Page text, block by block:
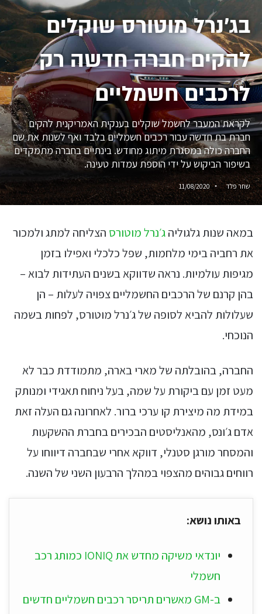
בג׳נרל מוטורס שוקלים
להקים חברה חדשה רק
לרכבים חשמליים
לקראת המעבר לחשמל שוקלים בענקית האמריקנית להקים
חברת בת חדשה עבור רכבים חשמליים בלבד ואף לשנות את שם
החברה כולה במסגרת מיתוג מחודש. בינתיים בחברה מתמקדים
בשיפור הביקוש על ידי הוספת עמדות טעינה.
שחר פלד 11/08/2020
במאה שנות גלגוליהג׳נרל מוטורס הצליחה למתג ולמכור
את רחביה בימי מלחמות, שפל כלכלי ואפילו בזמן
מגיפות עולמיות. נראה שדווקא בשנים העתידות לבוא –
בהן קרנם של הרכבים החשמליים צפויה לעלות – הן
שעלולות להביא לסופה של ג׳נרל מוטורס, לפחות בשמה
הנוכחי.
החברה, בהובלתה של מארי בארה, מתמודדת כבר לא
מעט זמן עם ביקורת על שמה, בעל ניחוח תאגידי ומנותק
במידת מה מיצירת קו ערכי ברור. לאחרונה גם העלה זאת
אדם ג׳ונס, מהאנליסטים הבכירים בחברת ההשקעות
והמסחר מורגן סטנלי, דווקא אחרי שבחברה דיווחו על
רווחים גבוהים מהצפוי במהלך הרבעון השני של השנה.
באותו נושא:
יונדאי משיקה מחדש את IONIQ כמותג רכב
חשמלי
ב-GM מאשרים תריסר רכבים חשמליים חדשים